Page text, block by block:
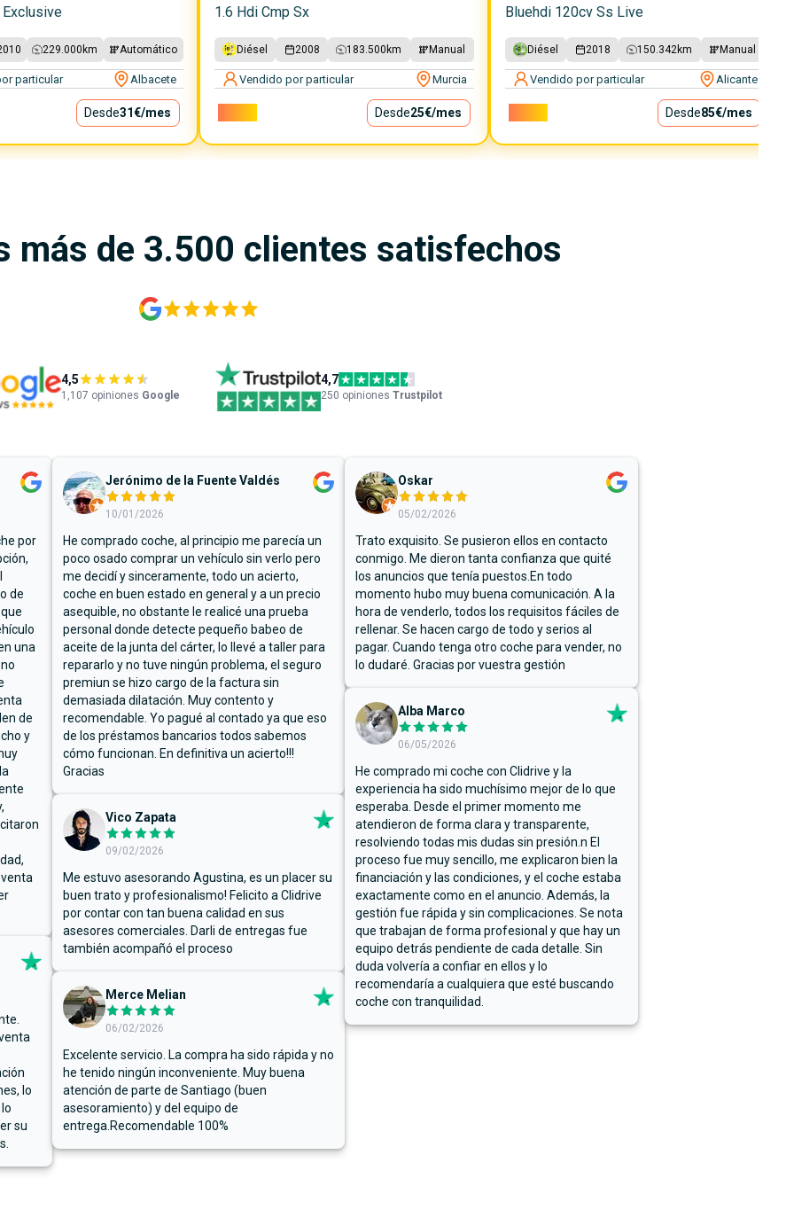
229.000 km Automático
particular Albacete
Desde31€/mes
1.6 Hdi Cmp Sx
Diésel 2008 183.500 km Manual
Vendido por particular Murcia
Desde25€/mes
Bluehdi 120cv Ss Live
Diésel 2018 150.342 km Manual
Vendido por particular Alicante
Desde85€/mes
más de 3.500 clientes satisfechos
4,5
1,107 opiniones Google
4,7
250 opiniones Trustpilot
por
de
una
de
y
lo
su
Jerónimo de la Fuente Valdés
10/01/2026
He comprado coche, al principio me parecía un
poco osado comprar un vehículo sin verlo pero
me decidí y sinceramente, todo un acierto,
coche en buen estado en general y a un precio
asequible, no obstante le realicé una prueba
personal donde detecte pequeño babeo de
aceite de la junta del cárter, lo llevé a taller para
repararlo y no tuve ningún problema, el seguro
premiun se hizo cargo de la factura sin
demasiada dilatación. Muy contento y
recomendable. Yo pagué al contado ya que eso
de los préstamos bancarios todos sabemos
cómo funcionan. En definitiva un acierto!!!
Gracias
Vico Zapata
09/02/2026
Me estuvo asesorando Agustina, es un placer su
buen trato y profesionalismo! Felicito a Clidrive
por contar con tan buena calidad en sus
asesores comerciales. Darli de entregas fue
también acompañó el proceso
Merce Melian
06/02/2026
Excelente servicio. La compra ha sido rápida y no
he tenido ningún inconveniente. Muy buena
atención de parte de Santiago (buen
asesoramiento) y del equipo de
entrega.Recomendable 100%
Oskar
05/02/2026
Trato exquisito. Se pusieron ellos en contacto
conmigo. Me dieron tanta confianza que quité
los anuncios que tenía puestos.En todo
momento hubo muy buena comunicación. A la
hora de venderlo, todos los requisitos fáciles de
rellenar. Se hacen cargo de todo y serios al
pagar. Cuando tenga otro coche para vender, no
lo dudaré. Gracias por vuestra gestión
Alba Marco
06/05/2026
He comprado mi coche con Clidrive y la
experiencia ha sido muchísimo mejor de lo que
esperaba. Desde el primer momento me
atendieron de forma clara y transparente,
resolviendo todas mis dudas sin presión.n El
proceso fue muy sencillo, me explicaron bien la
financiación y las condiciones, y el coche estaba
exactamente como en el anuncio. Además, la
gestión fue rápida y sin complicaciones. Se nota
que trabajan de forma profesional y que hay un
equipo detrás pendiente de cada detalle. Sin
duda volvería a confiar en ellos y lo
recomendaría a cualquiera que esté buscando
coche con tranquilidad.